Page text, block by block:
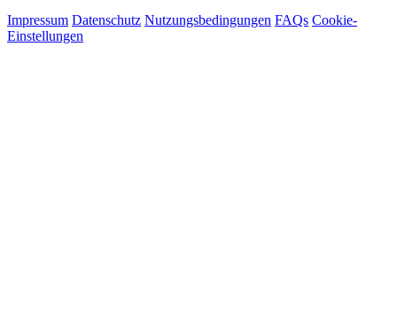
Impressum Datenschutz Nutzungsbedingungen FAQs Cookie-
Einstellungen